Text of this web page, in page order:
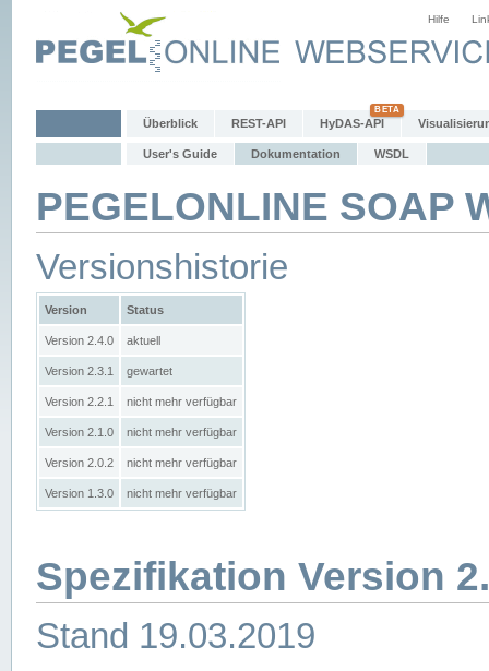
Hilfe
Überblick REST-API HyDAS-API
User's Guide Dokumentation WSDL
PEGELONLINE SOAP
Versionshistorie
Version Status
Version 2.4.0 aktuell
Version 2.3.1 gewartet
Version 2.2.1 nicht mehr verfügbar
Version 2.1.0 nicht mehr verfügbar
Version 2.0.2 nicht mehr verfügbar
Version 1.3.0 nicht mehr verfügbar
Spezifikation Version
Stand 19.03.2019